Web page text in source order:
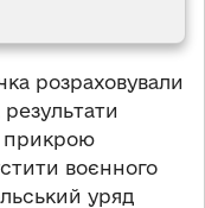
розраховували
прикрою
воєнного
уряд